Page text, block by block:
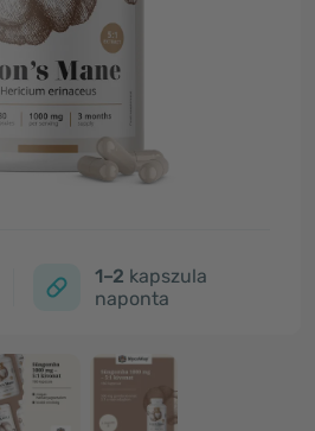
1–2 kapszula
naponta